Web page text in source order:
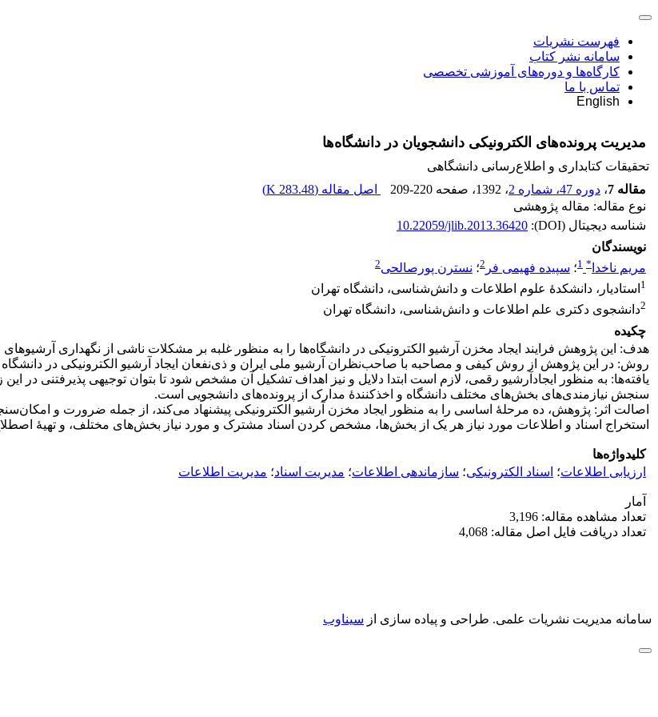
فهرست نشریات
سامانه نشر کتاب
کارگاه‌ها و دوره‌های آموزشی تخصصی
تماس با ما
English
مدیریت پرونده‌های الکترونیکی دانشجویان در دانشگاه‌ها
تحقیقات کتابداری و اطلاع‌رسانی دانشگاهی
مقاله 7
، دوره 47، شماره 2 ، 1392 ، صفحه 209-220 اصل مقاله (283.48 K
)
نوع مقاله: مقاله پژوهشی
شناسه دیجیتال (DOI):
10.22059/jlib.2013.36420
نویسندگان
مریم ناخدا *
1؛ سپیده فهیمی فر 2؛ نسترن پورصالحی2
1 استادیار، دانشکدۀ علوم اطلاعات و دانش‌شناسی، دانشگاه تهران
2دانشجوی دکتری علم اطلاعات و دانش‌شناسی، دانشگاه تهران
چکیده
هدف: این پژوهش فرایند ایجاد مخزن آرشیو الکترونیکی در دانشگاه‌ها را به منظور غلبه بر مشکلات ناشی از نگهداری
روش: در این پژوهش از روش کیفی و مصاحبه با صاحب‌نظران آرشیو ملی ایران و ذی‌‌نفعان ایجاد آرشیو الکترونیکی در
یافته‌ها: به منظور ایجادآرشیو رقمی، لازم است ابتدا دلایل و نیز اهداف تشکیل آن مشخص شود تا بتوان توجیهی پذیرفتنی در این
سنجش نیازمندی‌های بخش‌های مختلف دانشگاه و اخذکنندۀ مدارک از پرونده‌های دانشجویی است.
اصالت اثر: پژوهش، ده مرحلۀ اساسی را به منظور ایجاد مخزن آرشیو الکترونیکی پیشنهاد می‌کند‌، از جمله ضرورت و
استخراج اسناد و اطلاعات مورد نیاز هر یک از بخش‌ها، مشخص کردن اسناد مشترک و مورد نیاز بخش‌های مختلف، و تهیۀ
کلیدواژه‌ها
ارزیابی اطلاعات؛ اسناد الکترونیکی؛ سازماندهی اطلاعات؛ مدیریت اسناد؛ مدیریت اطلاعات
آمار
تعداد مشاهده مقاله: 3,196
تعداد دریافت فایل اصل مقاله: 4,068
سامانه مدیریت نشریات علمی. طراحی و پیاده سازی از سیناوب